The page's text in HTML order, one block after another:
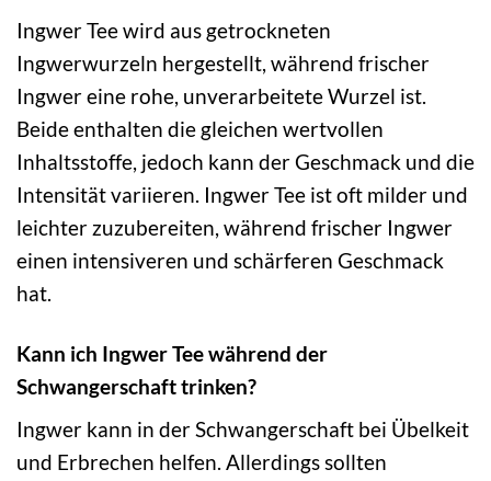
Ingwer Tee wird aus getrockneten
Ingwerwurzeln hergestellt, während frischer
Ingwer eine rohe, unverarbeitete Wurzel ist.
Beide enthalten die gleichen wertvollen
Inhaltsstoffe, jedoch kann der Geschmack und die
Intensität variieren. Ingwer Tee ist oft milder und
leichter zuzubereiten, während frischer Ingwer
einen intensiveren und schärferen Geschmack
hat.
Kann ich Ingwer Tee während der
Schwangerschaft trinken?
Ingwer kann in der Schwangerschaft bei Übelkeit
und Erbrechen helfen. Allerdings sollten